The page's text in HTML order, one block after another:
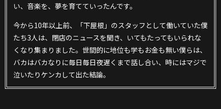
い、音楽を、夢を育てていったんです。
今から10年以上前、「下屋根」のスタッフとして働いていた僕
たち3人は、閉店のニュースを聞き、いてもたってもいられな
くなり集まりました。世間的に地位も学もお金も無い僕らは、
バカはバカなりに毎日毎日夜遅くまで話し合い、時にはマジで
泣いたりケンカして出た結論。